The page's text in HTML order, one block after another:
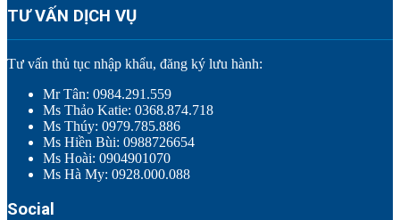
TƯ VẤN DỊCH VỤ
Tư vấn thủ tục nhập khẩu, đăng ký lưu hành:
Mr Tân: 0984.291.559
Ms Thảo Katie: 0368.874.718
Ms Thúy: 0979.785.886
Ms Hiền Bùi: 0988726654
Ms Hoài: 0904901070
Ms Hà My: 0928.000.088
Social